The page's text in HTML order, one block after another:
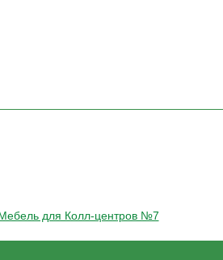
для Колл-центров №7